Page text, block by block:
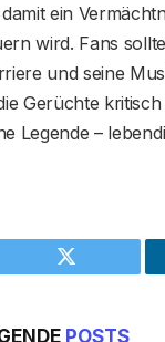
ein
wird. Fans
und seine
Gerüchte
Legende –
Twitter
POSTS